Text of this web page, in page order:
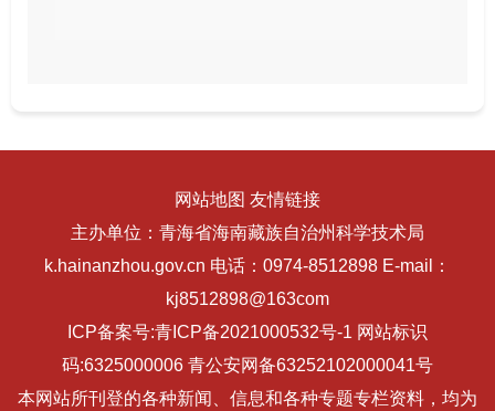
网站地图 友情链接
主办单位：青海省海南藏族自治州科学技术局
k.hainanzhou.gov.cn 电话：0974-8512898 E-mail：
kj8512898@163com
ICP备案号:青ICP备2021000532号-1 网站标识
码:6325000006 青公安网备63252102000041号
本网站所刊登的各种新闻、信息和各种专题专栏资料，均为